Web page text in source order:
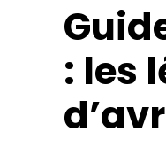
: les